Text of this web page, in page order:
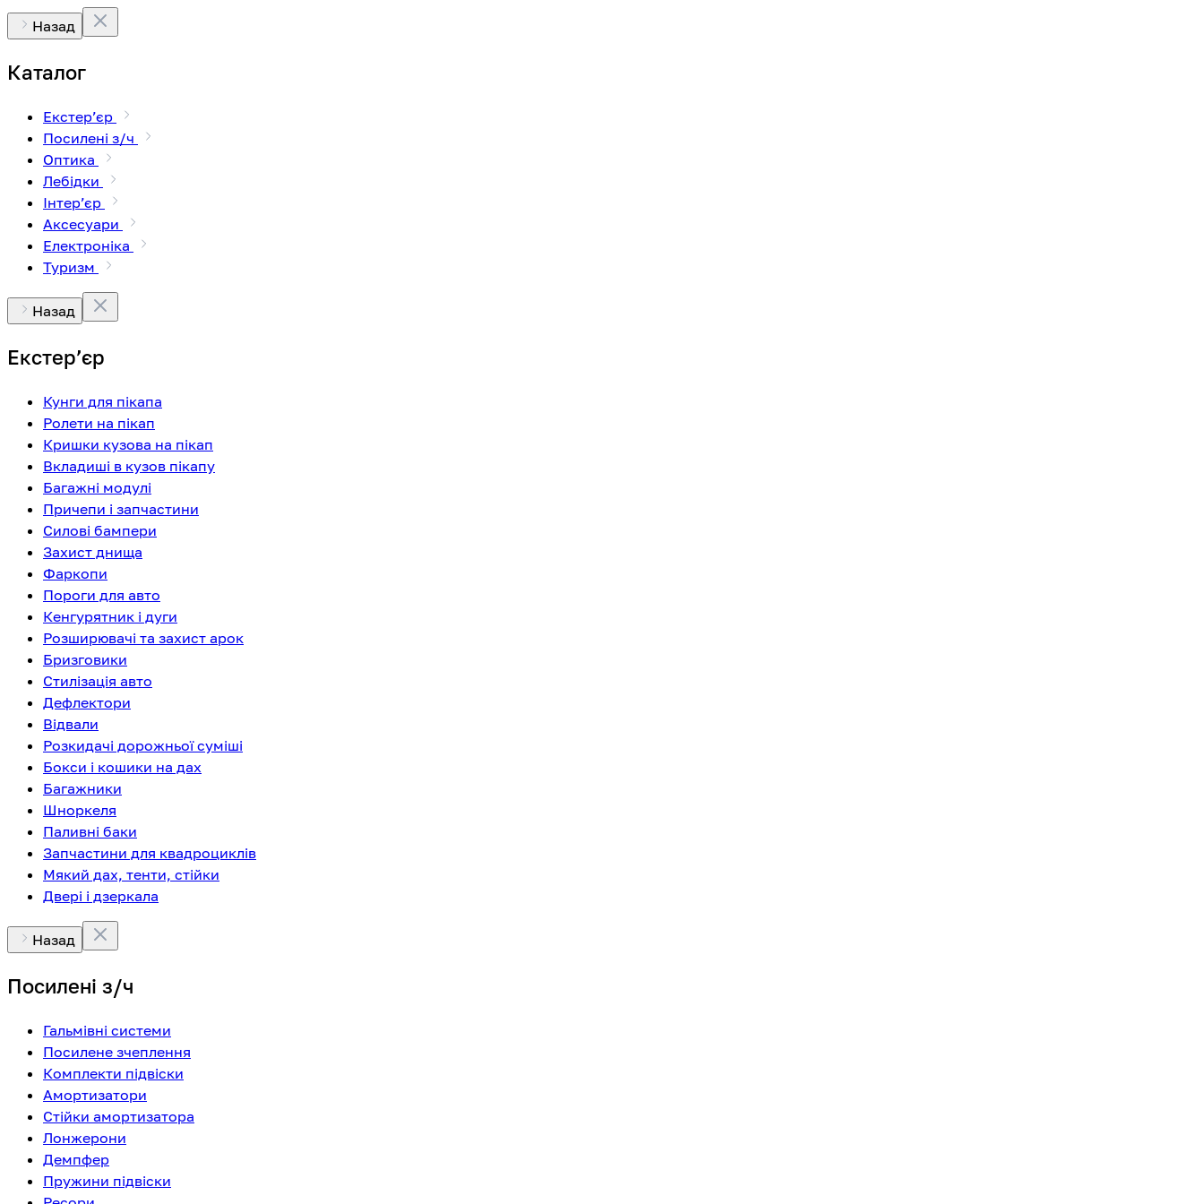
Назад
Каталог
Екстерʼєр
Посилені з/ч
Оптика
Лебідки
Інтерʼєр
Аксесуари
Електроніка
Туризм
Назад
Екстерʼєр
Кунги для пікапа
Ролети на пікап
Кришки кузова на пікап
Вкладиші в кузов пікапу
Багажні модулі
Причепи і запчастини
Силові бампери
Захист днища
Фаркопи
Пороги для авто
Кенгурятник і дуги
Розширювачі та захист арок
Бризговики
Стилізація авто
Дефлектори
Відвали
Розкидачі дорожньої суміші
Бокси і кошики на дах
Багажники
Шноркеля
Паливні баки
Запчастини для квадроциклів
Мякий дах, тенти, стійки
Двері і дзеркала
Назад
Посилені з/ч
Гальмівні системи
Посилене зчеплення
Комплекти підвіски
Амортизатори
Стійки амортизатора
Лонжерони
Демпфер
Пружини підвіски